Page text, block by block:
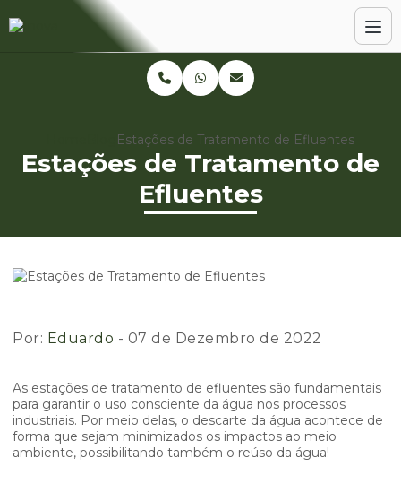
Estações de Tratamento de Efluentes
Estações de Tratamento de
Efluentes
Por: Eduardo - 07 de Dezembro de 2022
As estações de tratamento de efluentes são fundamentais
para garantir o uso consciente da água nos processos
industriais. Por meio delas, o descarte da água acontece de
forma que sejam minimizados os impactos ao meio
ambiente, possibilitando também o reúso da água!